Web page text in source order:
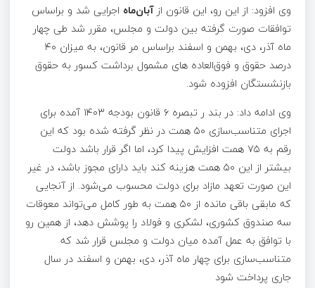
وی افزود: از این رو، این قانون از آبان‌ماه اجرایی شد و براساس
توافقات صورت گرفته بین دولت و مجلس، مقرر شد طی چهار
ماه آذر، دی، بهمن و اسفند براساس مر قانون، به میزان ۴۰
درصد حقوق و فوق‌العاده‌ های مشمول برداشت کسور به حقوق
بازنشستگان افزوده شود.
وی ادامه داد: در بند ر تبصره ۶ قانون بودجه ۱۴۰۳ آمده برای
اجرای متناسب‌سازی ۵۰ همت در نظر گرفته شده بود که این
رقم به ۷۵ همت افزایش پیدا کرد، اما اگر قرار باشد دولت
بیشتر از این ۵۰ همت هزینه کند باید دارای مجوز باشد، در غیر
این صورت تعهد مازاد برای دولت محسوب می‌شود. از آنجایی
که مابقی باقی مانده از ۵۰ همت به طور کامل می‌تواند معوقات
سه صندوق کشوری، لشکری و فولاد را پوشش دهد، از همین رو
با توافق به عمل آمده میان دولت و مجلس قرار شد که
متناسب‌سازی برای چهار ماه آذر، دی، بهمن و اسفند در سال
جاری پرداخت شود